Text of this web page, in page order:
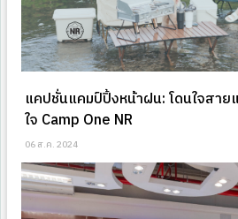
แคปชั่นแคมป์ปิ้งหน้าฝน: โดนใจสาย
ใจ Camp One NR
06 ส.ค. 2024